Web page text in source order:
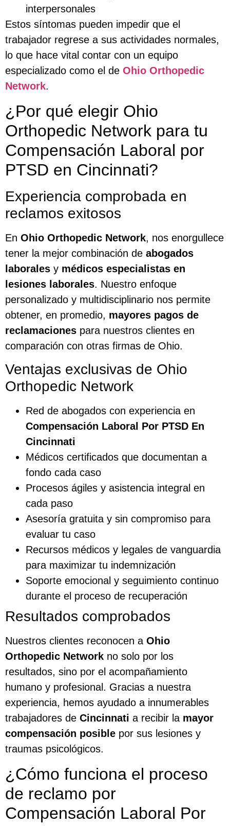
interpersonales
Estos síntomas pueden impedir que el
trabajador regrese a sus actividades normales,
lo que hace vital contar con un equipo
especializado como el de Ohio Orthopedic
Network.
¿Por qué elegir Ohio
Orthopedic Network para tu
Compensación Laboral por
PTSD en Cincinnati?
Experiencia comprobada en
reclamos exitosos
En Ohio Orthopedic Network, nos enorgullece
tener la mejor combinación de abogados
laborales y médicos especialistas en
lesiones laborales. Nuestro enfoque
personalizado y multidisciplinario nos permite
obtener, en promedio, mayores pagos de
reclamaciones para nuestros clientes en
comparación con otras firmas de Ohio.
Ventajas exclusivas de Ohio
Orthopedic Network
Red de abogados con experiencia en
Compensación Laboral Por PTSD En
Cincinnati
Médicos certificados que documentan a
fondo cada caso
Procesos ágiles y asistencia integral en
cada paso
Asesoría gratuita y sin compromiso para
evaluar tu caso
Recursos médicos y legales de vanguardia
para maximizar tu indemnización
Soporte emocional y seguimiento continuo
durante el proceso de recuperación
Resultados comprobados
Nuestros clientes reconocen a Ohio
Orthopedic Network no solo por los
resultados, sino por el acompañamiento
humano y profesional. Gracias a nuestra
experiencia, hemos ayudado a innumerables
trabajadores de Cincinnati a recibir la mayor
compensación posible por sus lesiones y
traumas psicológicos.
¿Cómo funciona el proceso
de reclamo por
Compensación Laboral Por